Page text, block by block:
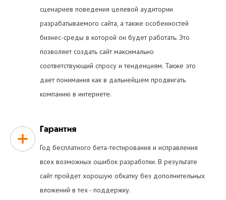
сценариев поведения целевой аудитории
разрабатываемого сайта, а также особенностей
бизнес-среды в которой он будет работать. Это
позволяет создать сайт максимально
соответствующий спросу и тенденциям. Также это
дает понимания как в дальнейшем продвигать
компанию в интернете.
Гарантия
Год бесплатного бета-тестирования и исправления
всех возможных ошибок разработки. В результате
сайт пройдет хорошую обкатку без дополнительных
вложений в тех - поддержку.